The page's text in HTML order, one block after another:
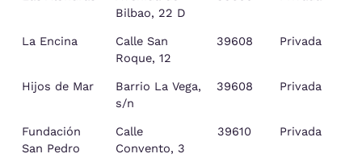
Bilbao, 22 D
La Encina
Calle San
Roque, 12
39608 Privada
Hijos de Mar
Barrio La Vega,
s/n
39608 Privada
Fundación
San Pedro
Calle
Convento, 3
39610 Privada